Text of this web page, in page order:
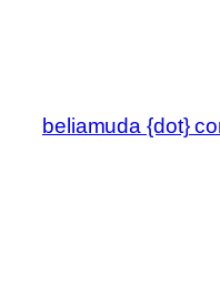
beliamuda {dot}